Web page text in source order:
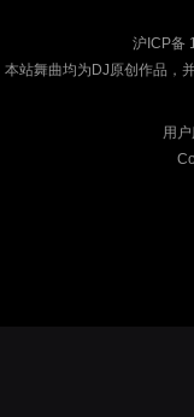
沪ICP备
本站舞曲均为DJ原创作品，
用